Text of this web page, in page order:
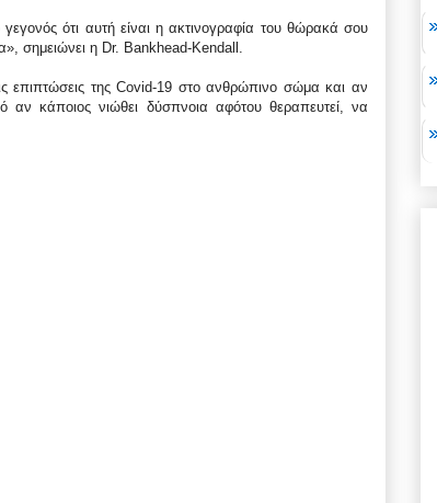
ότι αυτή είναι η ακτινογραφία του θώρακά σου
σημειώνει η Dr. Bankhead-Kendall.
επιπτώσεις της Covid-19 στο ανθρώπινο σώμα και αν
αν κάποιος νιώθει δύσπνοια αφότου θεραπευτεί, να